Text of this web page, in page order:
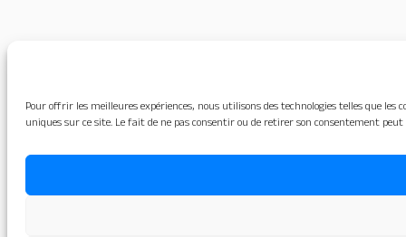
Pour offrir les meilleures expériences, nous utilisons des technologies telles que
uniques sur ce site. Le fait de ne pas consentir ou de retirer son consentement